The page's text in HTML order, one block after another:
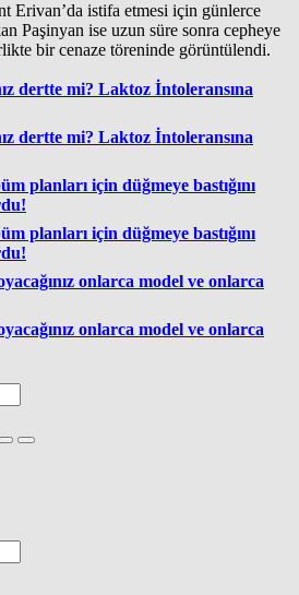
Erivan’da istifa etmesi için günlerce
Paşinyan ise uzun süre sonra cepheye
bir cenaze töreninde görüntülendi.
dertte mi? Laktoz İntoleransına
dertte mi? Laktoz İntoleransına
planları için düğmeye bastığını
planları için düğmeye bastığını
onlarca model ve onlarca
onlarca model ve onlarca